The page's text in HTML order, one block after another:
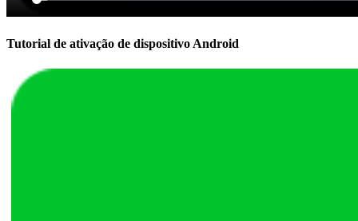
Tutorial de ativação de dispositivo Android